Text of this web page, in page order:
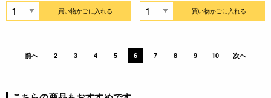
買い物かごに入れる 買い物かごに入れる
前へ 2 3 4 5 6 7 8 9 10 次へ